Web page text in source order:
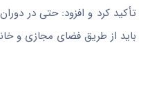
تأکید کرد و افزود: حتی در
باید از طریق فضای مجازی و